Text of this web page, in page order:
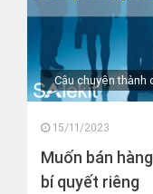
Câu chuyện thành
15/11/2023
Muốn bán
bí quyết riêng